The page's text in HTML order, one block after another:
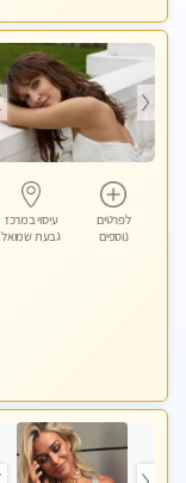
לפרטים
נוספים
עיסוי במרכז
גבעת שמואל